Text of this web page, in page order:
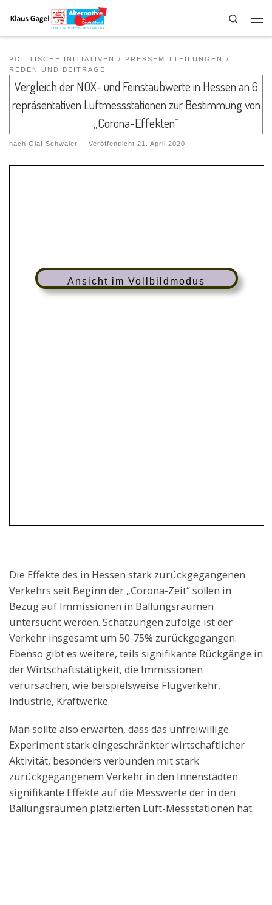
Search
POLITISCHE INITIATIVEN
PRESSEMITTEILUNGEN
REDEN UND BEITRÄGE
Vergleich der NOX- und Feinstaubwerte in Hessen an 6
repräsentativen Luftmessstationen zur Bestimmung von
„Corona-Effekten“
nach Olaf Schwaier | Veröffentlicht21. April 2020
Ansicht im Vollbildmodus
Die Effekte des in Hessen stark zurückgegangenen
Verkehrs seit Beginn der „Corona-Zeit“ sollen in
Bezug auf Immissionen in Ballungsräumen
untersucht werden. Schätzungen zufolge ist der
Verkehr insgesamt um 50-75% zurückgegangen.
Ebenso gibt es weitere, teils signifikante Rückgänge in
der Wirtschaftstätigkeit, die Immissionen
verursachen, wie beispielsweise Flugverkehr,
Industrie, Kraftwerke.
Man sollte also erwarten, dass das unfreiwillige
Experiment stark eingeschränkter wirtschaftlicher
Aktivität, besonders verbunden mit stark
zurückgegangenem Verkehr in den Innenstädten
signifikante Effekte auf die Messwerte der in den
Ballungsräumen platzierten Luft-Messstationen hat.